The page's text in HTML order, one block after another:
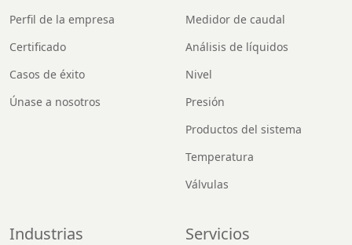
Perfil de la empresa
Certificado
Casos de éxito
Únase a nosotros
Medidor de caudal
Análisis de líquidos
Nivel
Presión
Productos del sistema
Temperatura
Válvulas
Industrias Servicios